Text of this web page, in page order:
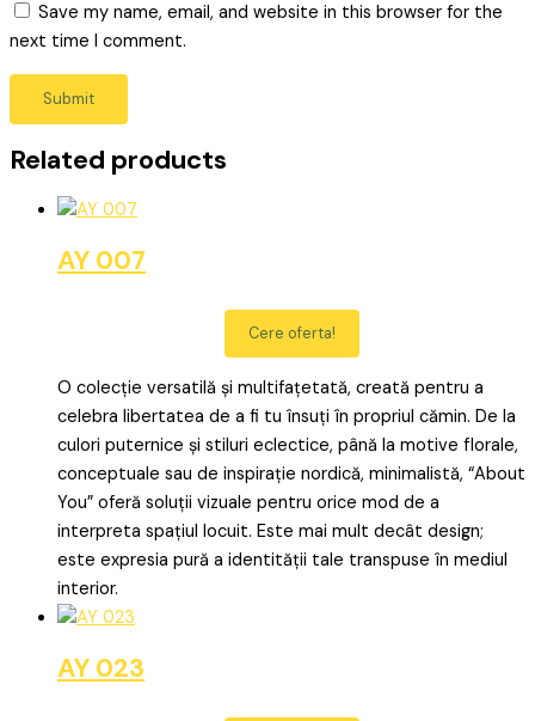
Save my name, email, and website in this browser for the
next time I comment.
Related products
AY 007
Cere oferta!
O colecție versatilă și multifațetată, creată pentru a
celebra libertatea de a fi tu însuți în propriul cămin. De la
culori puternice și stiluri eclectice, până la motive florale,
conceptuale sau de inspirație nordică, minimalistă, “About
You” oferă soluții vizuale pentru orice mod de a
interpreta spațiul locuit. Este mai mult decât design;
este expresia pură a identității tale transpuse în mediul
interior.
AY 023